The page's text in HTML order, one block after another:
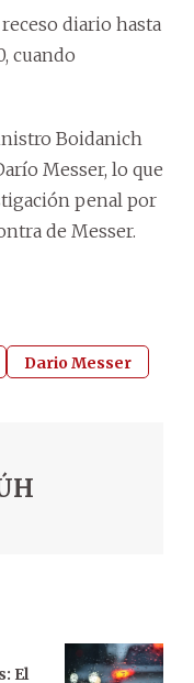
diario hasta
cuando
Boidanich
Messer, lo que
penal por
de Messer.
Dario Messer
El